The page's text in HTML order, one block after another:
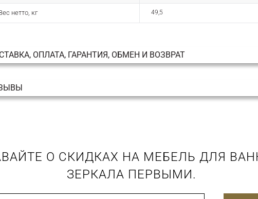
нетто, кг 49,5
ОПЛАТА, ГАРАНТИЯ, ОБМЕН И ВОЗВРАТ
О СКИДКАХ НА МЕБЕЛЬ ДЛЯ
ЗЕРКАЛА ПЕРВЫМИ.